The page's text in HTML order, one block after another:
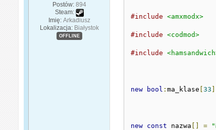
Postów: 894
Steam:
Imię: Arkadiusz
Lokalizacja: Białystok
OFFLINE
#include <amxmodx>
#include <codmod>
#include
new bool :ma_klase [33
new const nazwa [] =